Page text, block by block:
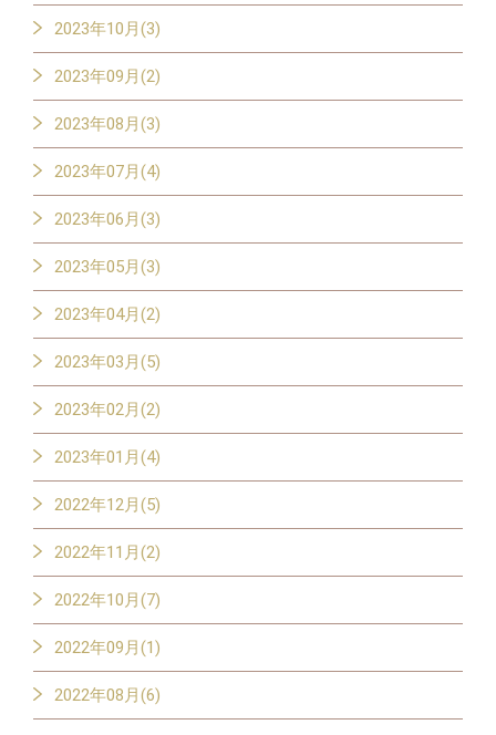
2023年10月(3)
2023年09月(2)
2023年08月(3)
2023年07月(4)
2023年06月(3)
2023年05月(3)
2023年04月(2)
2023年03月(5)
2023年02月(2)
2023年01月(4)
2022年12月(5)
2022年11月(2)
2022年10月(7)
2022年09月(1)
2022年08月(6)